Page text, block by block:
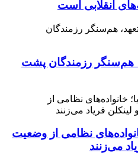
انقلابی است
هم‌سنگر رزمندگان پشت
نظامی از وضعیت
می‌زنند